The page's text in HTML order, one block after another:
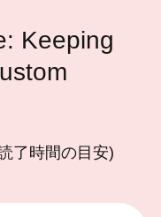
Keeping
了時間の目安)